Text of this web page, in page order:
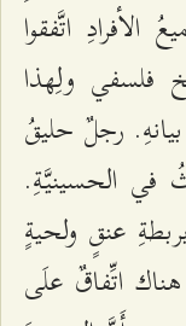
اتَّفقوا
فلسفي ولِهذا
رجلٌ حليقُ
في الحسینیَّةِ.
عنقٍ ولحیةٍ
اتِّفاقٌ علَى